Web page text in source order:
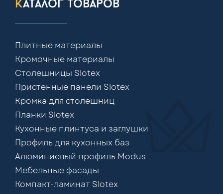
каталог товаров
Плитные материалы
Кромочные материалы
Столешницы Slotex
Пристенные панели Slotex
Кромка для столешниц
Планки Slotex
Кухонные плинтуса и заглушки
Профиль для кухонных баз
Алюминиевый профиль Modus
Мебельные фасады
Компакт-ламинат Slotex